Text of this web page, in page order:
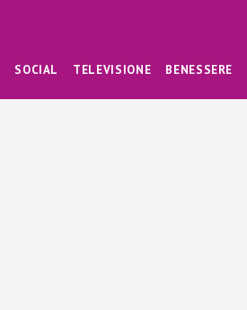
SOCIAL TELEVISIONE BENESSERE